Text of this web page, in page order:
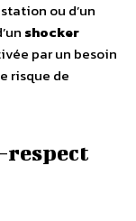
ou d’un
shocker
par un besoin
risque de
respect